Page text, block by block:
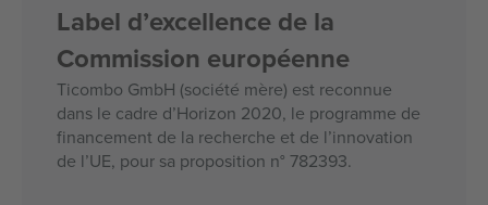
Label d’excellence de la
Commission européenne
Ticombo GmbH (société mère) est reconnue
dans le cadre d’Horizon 2020, le programme de
financement de la recherche et de l’innovation
de l’UE, pour sa proposition n° 782393.